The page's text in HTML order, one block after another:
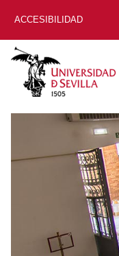
ACCESIBILIDAD